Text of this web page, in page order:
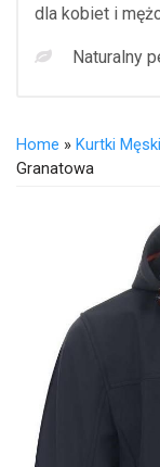
dla kobiet i
Naturalny
Home » Kurtki
Granatowa